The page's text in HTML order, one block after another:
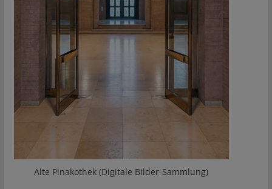
Alte Pinakothek (Digitale Bilder-Sammlung)